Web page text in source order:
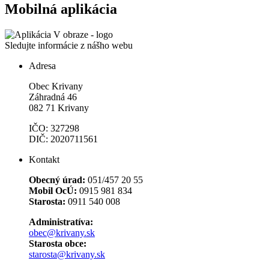
Mobilná aplikácia
Sledujte informácie z nášho webu
Adresa
Obec Krivany
Záhradná 46
082 71 Krivany
IČO: 327298
DIČ: 2020711561
Kontakt
Obecný úrad: 051/457 20 55
Mobil OcÚ: 0915 981 834
Starosta: 0911 540 008
Administratíva:
obec@krivany.sk
Starosta obce:
starosta@krivany.sk